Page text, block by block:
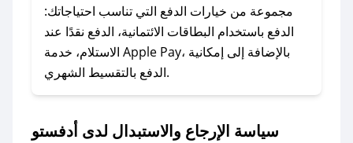
وسنقوم بحل المشكلة في أسرع وقت ممكن.
### ماذا أفعل إذا لم أجد كود خصم لمتجري
المفضل؟
في حال عدم توفر كوبونات لمتجرك المفضل، يمكنك
أسرع وقت ممكن.
مجموعة من خيارات الدفع التي تناسب احتياجاتك:
الدفع باستخدام البطاقات الائتمانية، الدفع نقدًا عند
الاستلام، خدمة Apple Pay، بالإضافة إلى إمكانية
الدفع بالتقسيط الشهري.
سياسة الإرجاع والاستبدال لدى أدفستو